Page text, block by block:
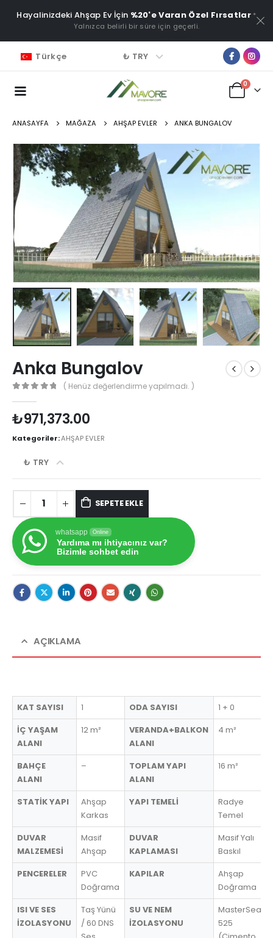
Hayalinizdeki Ahşap Ev İçin %20'e Varan Özel Fırsatlar *
Yalnızca belirli bir süre için geçerli.
Türkçe ₺ TRY
0
ANASAYFA MAĞAZA AHŞAP EVLER ANKA BUNGALOV
Anka Bungalov
( Henüz değerlendirme yapılmadı. )
₺971,373.00
Kategoriler:AHŞAP EVLER
₺ TRY
SEPETE EKLE
whatsapp Online
Yardıma mı ihtiyacınız var?
Bizimle sohbet edin
AÇIKLAMA
KAT SAYISI 1 ODA SAYISI
1 + 0
İÇ YAŞAM
ALANI
12 m²
VERANDA+BALKON
ALANI
4 m²
BAHÇE
ALANI
–
TOPLAM YAPI
ALANI
16 m²
STATİK YAPI
Ahşap
Karkas
YAPI TEMELİ
Radye
Temel
DUVAR
MALZEMESİ
Masif
Ahşap
DUVAR
KAPLAMASI
Masif Yalı
BaskıI
PENCERELER
PVC
Doğrama
KAPILAR
Ahşap
Doğrama
ISI VE SES
İZOLASYONU
Taş Yünü
/ 60 DNS
SU VE NEM
İZOLASYONU
MasterSeal
525